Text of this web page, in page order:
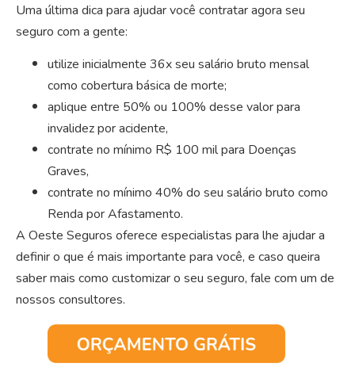
Uma última dica para ajudar você contratar agora seu
seguro com a gente:
utilize inicialmente 36x seu salário bruto mensal
como cobertura básica de morte;
aplique entre 50% ou 100% desse valor para
invalidez por acidente,
contrate no mínimo R$ 100 mil para Doenças
Graves,
contrate no mínimo 40% do seu salário bruto como
Renda por Afastamento.
A Oeste Seguros oferece especialistas para lhe ajudar a
definir o que é mais importante para você, e caso queira
saber mais como customizar o seu seguro, fale com um de
nossos consultores.